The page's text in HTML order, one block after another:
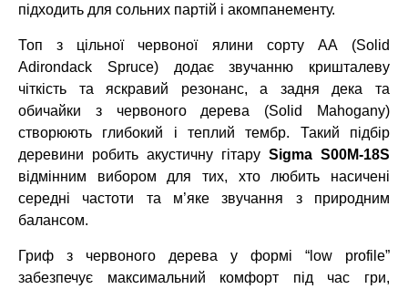
підходить для сольних партій і акомпанементу.
Топ з цільної червоної ялини сорту АА (Solid
Adirondack Spruce) додає звучанню кришталеву
чіткість та яскравий резонанс, а задня дека та
обичайки з червоного дерева (Solid Mahogany)
створюють глибокий і теплий тембр. Такий підбір
деревини робить акустичну гітару Sigma S00M-18S
відмінним вибором для тих, хто любить насичені
середні частоти та м’яке звучання з природним
балансом.
Гриф з червоного дерева у формі “low profile”
забезпечує максимальний комфорт під час гри,